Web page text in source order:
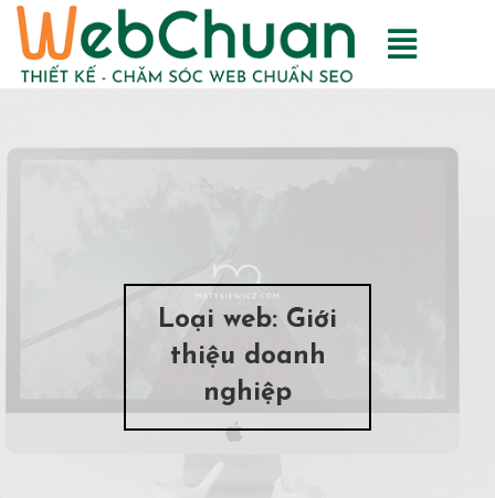
Loại web: Giới
thiệu doanh
nghiệp